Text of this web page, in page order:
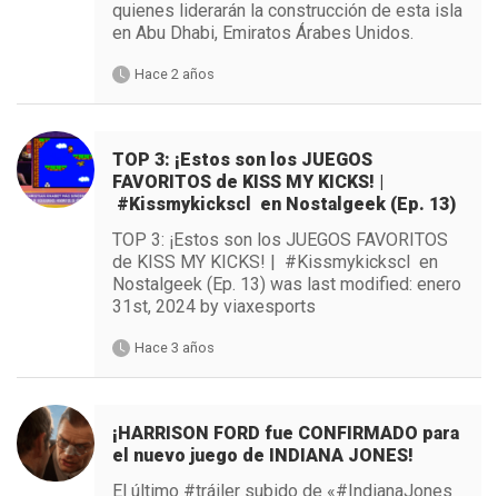
quienes liderarán la construcción de esta isla
en Abu Dhabi, Emiratos Árabes Unidos.
Hace 2 años
TOP 3: ¡Estos son los JUEGOS
FAVORITOS de KISS MY KICKS! |
#Kissmykickscl en Nostalgeek (Ep. 13)
TOP 3: ¡Estos son los JUEGOS FAVORITOS
de KISS MY KICKS! | #Kissmykickscl en
Nostalgeek (Ep. 13) was last modified: enero
31st, 2024 by viaxesports
Hace 3 años
¡HARRISON FORD fue CONFIRMADO para
el nuevo juego de INDIANA JONES!
El último #tráiler subido de «#IndianaJones